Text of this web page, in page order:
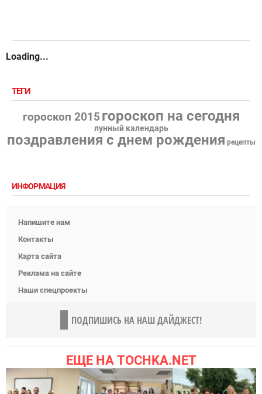
Loading...
ТЕГИ
гороскоп 2015 гороскоп на сегодня
лунный календарь
поздравления с днем рождения рецепты
ИНФОРМАЦИЯ
Напишите нам
Контакты
Карта сайта
Реклама на сайте
Наши спецпроекты
ПОДПИШИСЬ НА НАШ ДАЙДЖЕСТ!
ЕЩЕ НА TOCHKA.NET